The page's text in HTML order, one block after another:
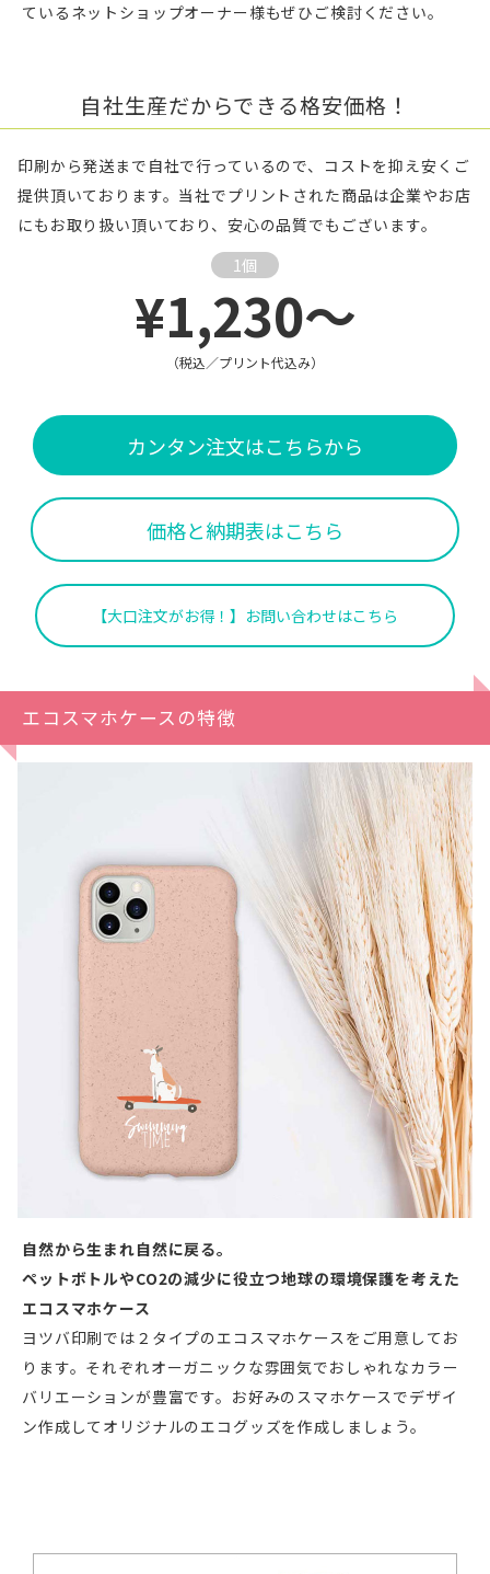
ているネットショップオーナー様もぜひご検討ください。
自社生産だからできる格安価格！
印刷から発送まで自社で行っているので、コストを抑え安くご
提供頂いております。当社でプリントされた商品は企業やお店
にもお取り扱い頂いており、安心の品質でもございます。
1個
¥1,230～
（税込／プリント代込み）
カンタン注文はこちらから
価格と納期表はこちら
【大口注文がお得！】お問い合わせはこちら
エコスマホケースの特徴
自然から生まれ自然に戻る。
ペットボトルやCO2の減少に役立つ地球の環境保護を考えた
エコスマホケース
ヨツバ印刷では２タイプのエコスマホケースをご用意してお
ります。それぞれオーガニックな雰囲気でおしゃれなカラー
バリエーションが豊富です。お好みのスマホケースでデザイ
ン作成してオリジナルのエコグッズを作成しましょう。